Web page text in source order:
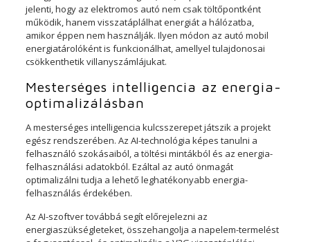
jelenti, hogy az elektromos autó nem csak töltőpontként
működik, hanem visszatáplálhat energiát a hálózatba,
amikor éppen nem használják. Ilyen módon az autó mobil
energiatárolóként is funkcionálhat, amellyel tulajdonosai
csökkenthetik villanyszámlájukat.
Mesterséges intelligencia az energia-
optimalizálásban
A mesterséges intelligencia kulcsszerepet játszik a projekt
egész rendszerében. Az AI-technológia képes tanulni a
felhasználó szokásaiból, a töltési mintákból és az energia-
felhasználási adatokból. Ezáltal az autó önmagát
optimalizálni tudja a lehető leghatékonyabb energia-
felhasználás érdekében.
Az AI-szoftver továbbá segít előrejelezni az
energiaszükségleteket, összehangolja a napelem-termelést